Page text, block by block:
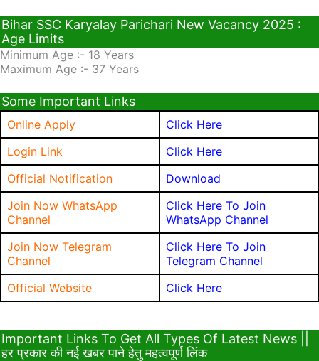
Bihar SSC Karyalay Parichari New Vacancy 2025 :
Age Limits
Minimum Age :- 18 Years
Maximum Age :- 37 Years
Some Important Links
Online Apply
Click Here
Login Link
Click Here
Official Notification
Download
Join Now WhatsApp
Channel
Click Here To Join
WhatsApp Channel
Join Now Telegram
Channel
Click Here To Join
Telegram Channel
Official Website
Click Here
Important Links To Get All Types Of Latest News ||
हर प्रकार की नई खबर पाने हेतु महत्वपूर्ण लिंक